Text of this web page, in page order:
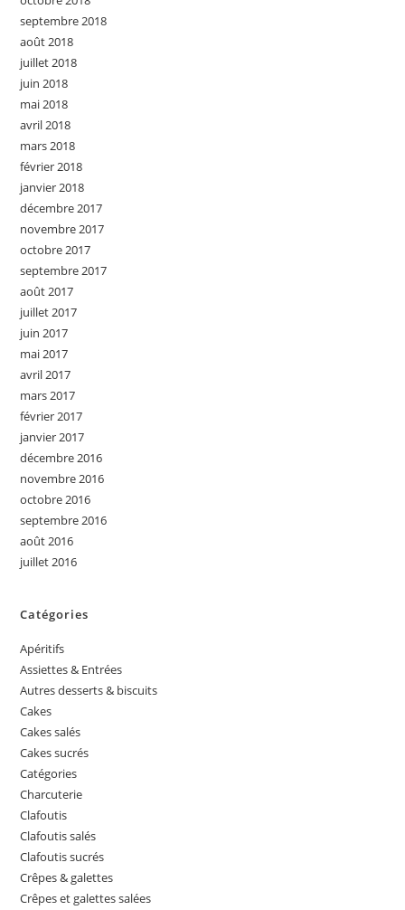
septembre 2018
août 2018
juillet 2018
juin 2018
mai 2018
avril 2018
mars 2018
février 2018
janvier 2018
décembre 2017
novembre 2017
octobre 2017
septembre 2017
août 2017
juillet 2017
juin 2017
mai 2017
avril 2017
mars 2017
février 2017
janvier 2017
décembre 2016
novembre 2016
octobre 2016
septembre 2016
août 2016
juillet 2016
Catégories
Apéritifs
Assiettes & Entrées
Autres desserts & biscuits
Cakes
Cakes salés
Cakes sucrés
Catégories
Charcuterie
Clafoutis
Clafoutis salés
Clafoutis sucrés
Crêpes & galettes
Crêpes et galettes salées